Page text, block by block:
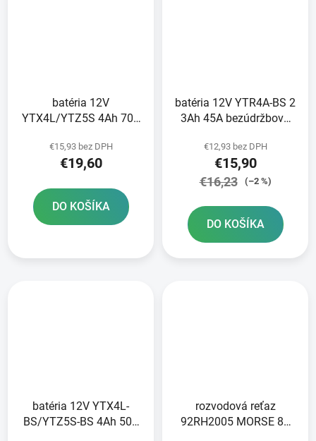
batéria 12V
YTX4L/YTZ5S 4Ah 70A
technológia 113x70x85
A-TECH aktivovaná z
€15,93 bez DPH
€19,60
DO KOŠÍKA
batéria 12V YTR4A-BS 2
3Ah 45A bezúdržbová
FULBAT vrátane balenia
elektrolytu
€12,93 bez DPH
€15,90
€16,23 (–2 %)
DO KOŠÍKA
batéria 12V YTX4L-
BS/YTZ5S-BS 4Ah 50A
rozvodová reťaz
92RH2005 MORSE 82